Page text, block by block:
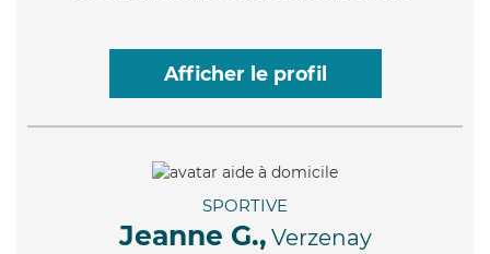
Afficher le profil
SPORTIVE
Jeanne G., Verzenay